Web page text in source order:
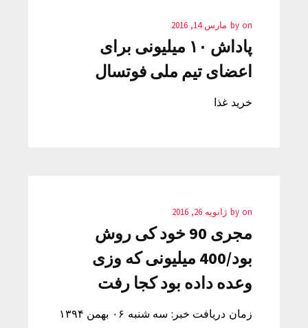
by on مارس 14, 2016
پاداش ۱۰ میلیونی برای
اعضای تیم ملی فوتسال
خرید غذا
by on ژانویه 26, 2016
مجری 90 خود کی روش
بود/400 میلیونی که وزی
وعده داده بود کجا رفت
زمان دریافت خبر: سه شنبه ۰۶ بهمن ۱۳۹۴